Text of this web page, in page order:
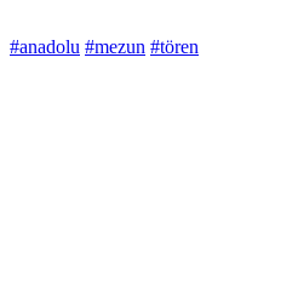
#anadolu #mezun #tören